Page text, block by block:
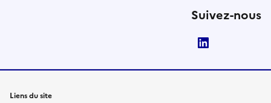
Suivez-nous
Liens du site